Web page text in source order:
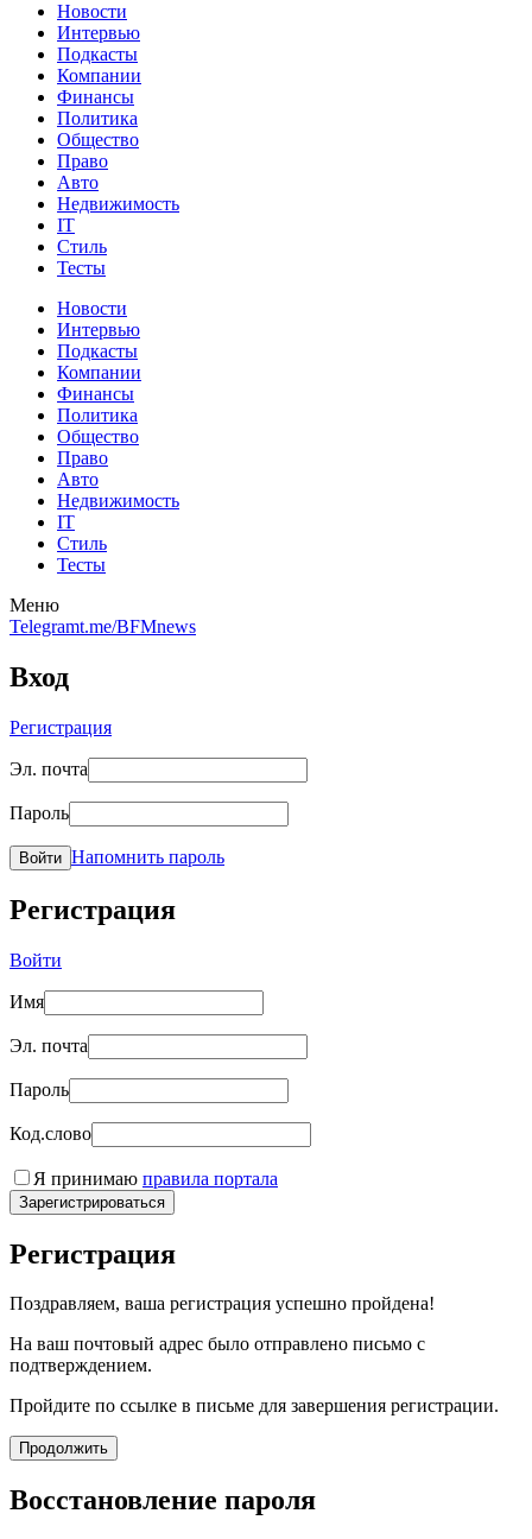
Новости
Интервью
Подкасты
Компании
Финансы
Политика
Общество
Право
Авто
Недвижимость
IT
Стиль
Тесты
Новости
Интервью
Подкасты
Компании
Финансы
Политика
Общество
Право
Авто
Недвижимость
IT
Стиль
Тесты
Меню
Telegramt.me/BFMnews
Вход
Регистрация
Эл. почта
Пароль
Войти Напомнить пароль
Регистрация
Войти
Имя
Эл. почта
Пароль
Код.слово
Я принимаю правила портала
Зарегистрироваться
Регистрация
Поздравляем, ваша регистрация успешно пройдена!
На ваш почтовый адрес было отправлено письмо с
подтверждением.
Пройдите по ссылке в письме для завершения регистрации.
Продолжить
Восстановление пароля